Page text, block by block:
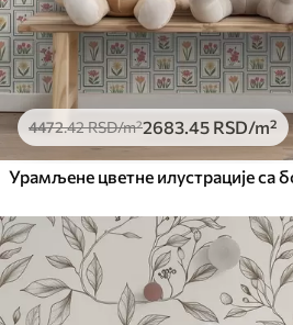
4472.42RSD/m²2683.45 RSD/m²